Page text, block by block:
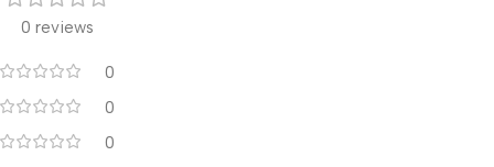
0 reviews
0
0
0